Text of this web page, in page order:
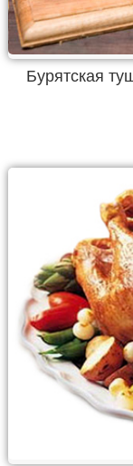
Бурятская